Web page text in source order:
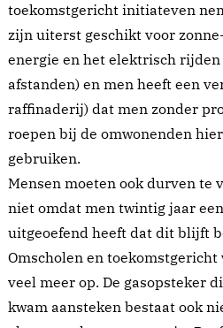
toekomstgericht initiateven
zijn uiterst geschikt voor
energie en het elektrisch rijden
afstanden) en men heeft een
raffinaderij) dat men zonder
roepen bij de omwonenden
gebruiken.
Mensen moeten ook durven te
niet omdat men twintig jaar
uitgeoefend heeft dat dit blijft
Omscholen en
veel meer op. De gasopsteker
kwam aansteken bestaat ook